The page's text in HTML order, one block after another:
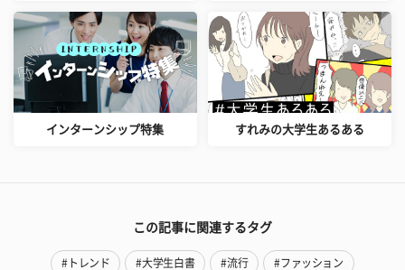
インターンシップ特集 すれみの大学生あるある
この記事に関連するタグ
#トレンド #大学生白書 #流行 #ファッション